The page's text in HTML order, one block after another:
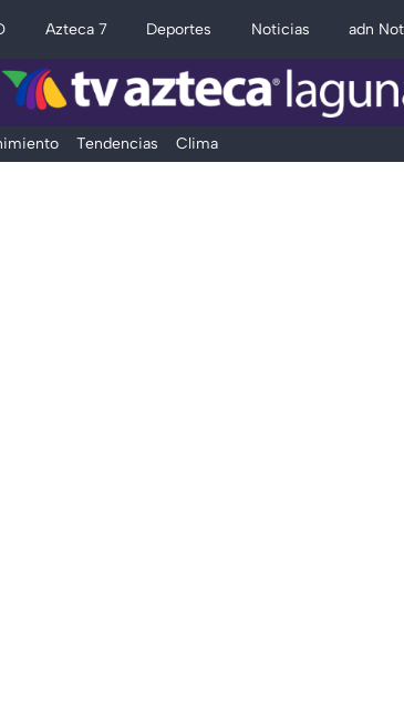
Azteca 7 Deportes Noticias adn
Tendencias Clima